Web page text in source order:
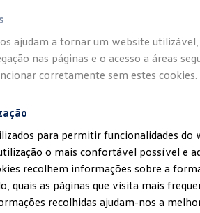
ajudam a tornar um website
nas páginas e o acesso a áreas
corretamente sem estes cookies.
para permitir funcionalidades do
o mais confortável possível e
recolhem informações sobre a
quais as páginas que visita mais
recolhidas ajudam-nos a
social na Quinta da Marquesa,
por
HMS SPORTS Consulting Lda.,
com sede social em Rua Principal, N63,
referenciada apenas por HMS
no dia 25 de outubro de 2026, pelas
da Volkswagen, e o tempo máximo